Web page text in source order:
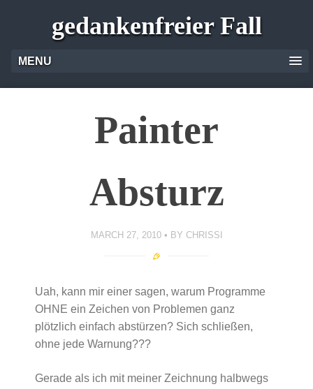
gedankenfreier Fall
MENU
Painter
Absturz
MARCH 27, 2010 BY CHRISSI
Uah, kann mir einer sagen, warum Programme
OHNE ein Zeichen von Problemen ganz
plötzlich einfach abstürzen? Sich schließen,
ohne jede Warnung???
Gerade als ich mit meiner Zeichnung halbwegs